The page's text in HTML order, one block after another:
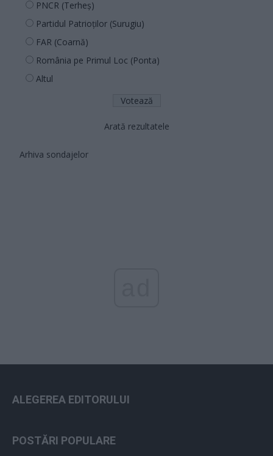
PNCR (Terheș)
Partidul Patrioților (Surugiu)
FAR (Coarnă)
România pe Primul Loc (Ponta)
Altul
Arată rezultatele
Arhiva sondajelor
ALEGEREA EDITORULUI
POSTĂRI POPULARE